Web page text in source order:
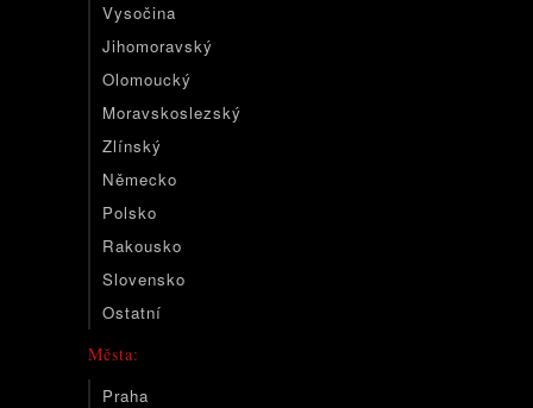
Vysočina
Jihomoravský
Olomoucký
Moravskoslezský
Zlínský
Německo
Polsko
Rakousko
Slovensko
Ostatní
Města:
Praha